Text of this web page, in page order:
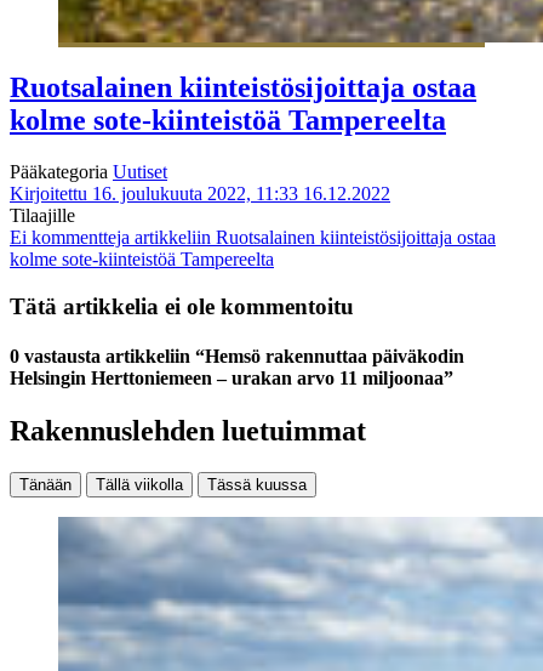
Ruotsalainen kiinteistösijoittaja ostaa
kolme sote-kiinteistöä Tampereelta
Pääkategoria Uutiset
Kirjoitettu 16. joulukuuta 2022, 11:33 16.12.2022
Tilaajille
Ei kommentteja artikkeliin Ruotsalainen kiinteistösijoittaja ostaa
kolme sote-kiinteistöä Tampereelta
Tätä artikkelia ei ole kommentoitu
0 vastausta artikkeliin “Hemsö rakennuttaa päiväkodin
Helsingin Herttoniemeen – urakan arvo 11 miljoonaa”
Rakennuslehden luetuimmat
Tänään Tällä viikolla Tässä kuussa